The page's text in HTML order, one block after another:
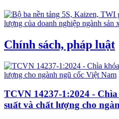
Chính sách, pháp luật
TCVN 14237-1:2024 -
suất và chất lượng cho